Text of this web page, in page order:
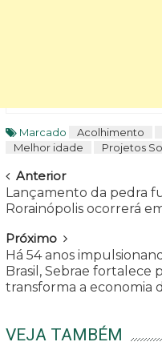
Marcado Acolhimento
Melhor idade
Projetos
Navegar
Anterior
Lançamento da pedra
Rorainópolis ocorrerá
Próximo
Há 54 anos
Brasil, Sebrae fortalece
transforma a economia
VEJA TAMBÉM